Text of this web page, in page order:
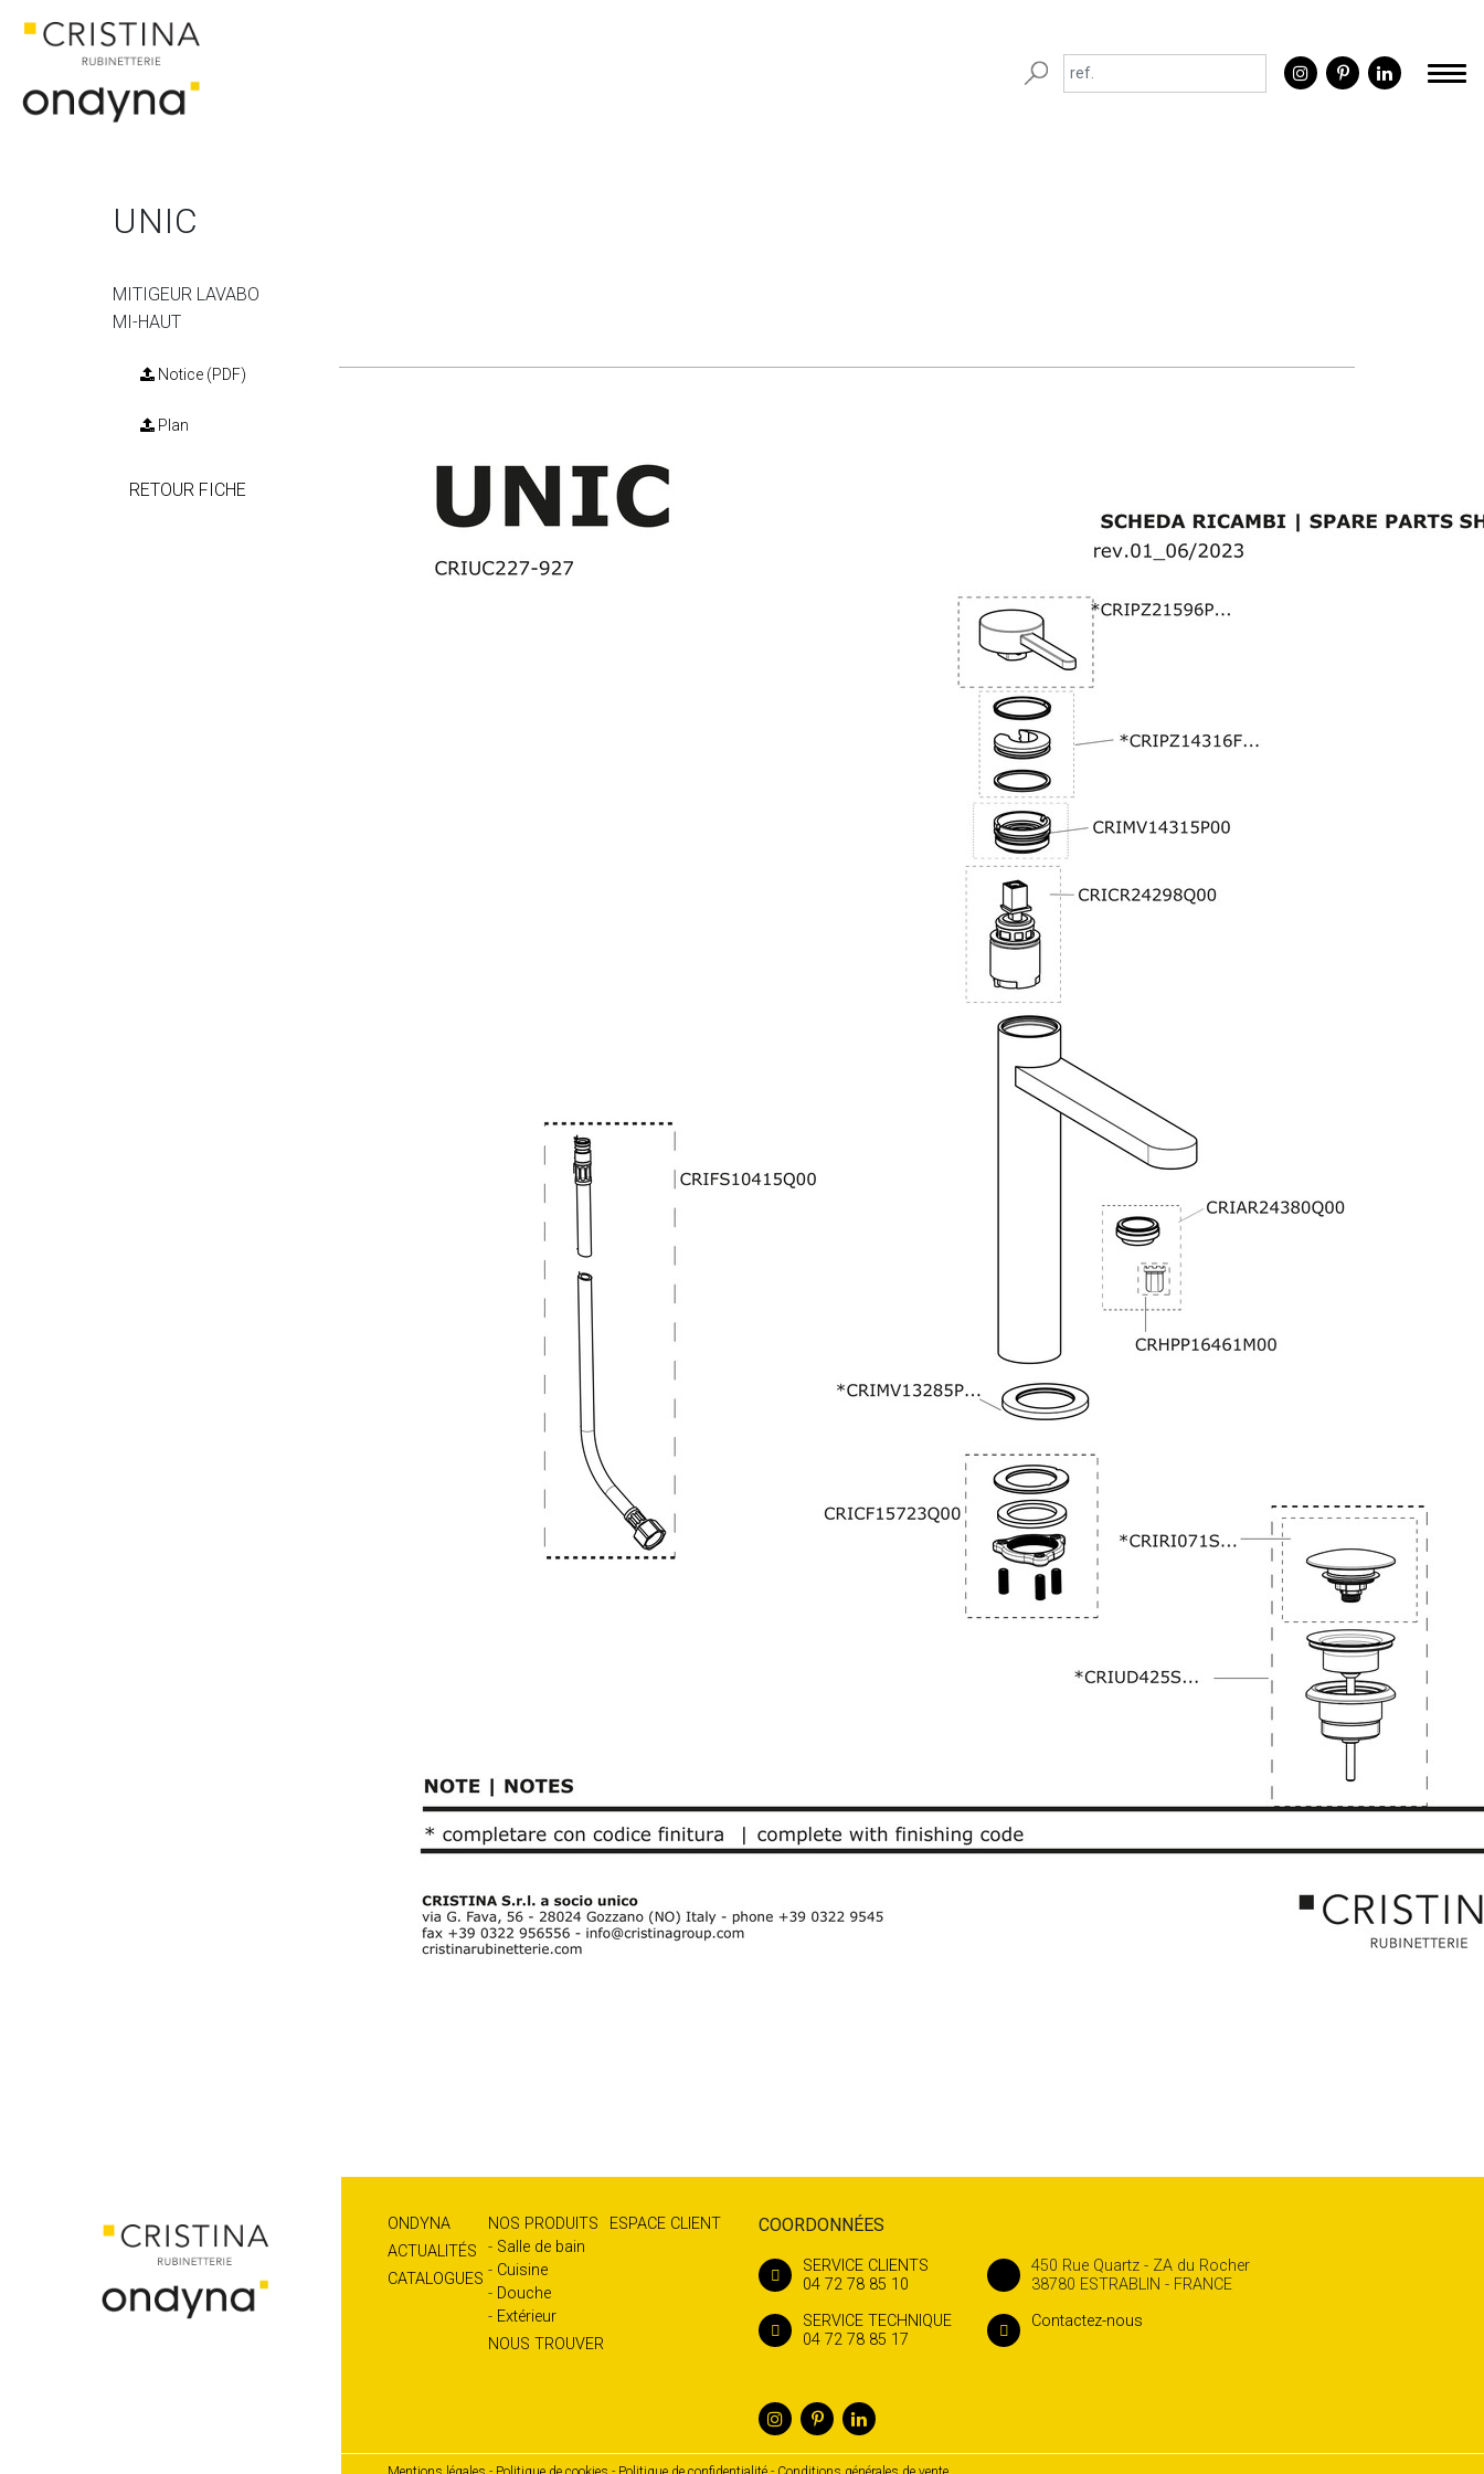
UNIC
MITIGEUR LAVABO
MI-HAUT
Notice (PDF)
Plan
RETOUR FICHE
ONDYNA
ACTUALITÉS
CATALOGUES
NOS PRODUITS
Salle de bain
Cuisine
Douche
Extérieur
NOUS TROUVER
ESPACE CLIENT COORDONNÉES
SERVICE CLIENTS
04 72 78 85 10
SERVICE TECHNIQUE
04 72 78 85 17
450 Rue Quartz - ZA du Rocher
38780 ESTRABLIN - FRANCE
Contactez-nous